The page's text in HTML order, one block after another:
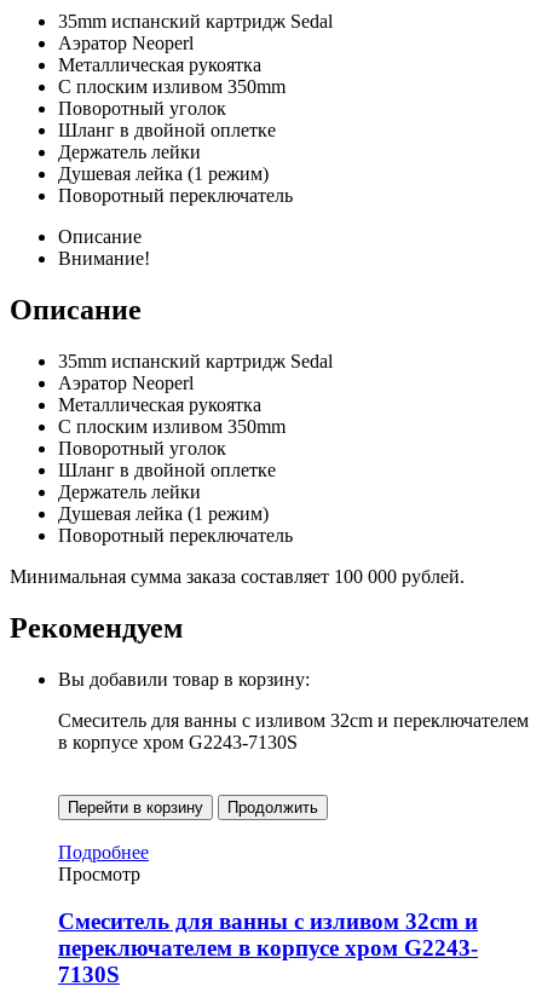
35mm испанский картридж Sedal
Аэратор Neoperl
Металлическая рукоятка
С плоским изливом 350mm
Поворотный уголок
Шланг в двойной оплетке
Держатель лейки
Душевая лейка (1 режим)
Поворотный переключатель
Описание
Внимание!
Описание
35mm испанский картридж Sedal
Аэратор Neoperl
Металлическая рукоятка
С плоским изливом 350mm
Поворотный уголок
Шланг в двойной оплетке
Держатель лейки
Душевая лейка (1 режим)
Поворотный переключатель
Минимальная сумма заказа составляет 100 000 рублей.
Рекомендуем
Вы добавили товар в корзину:
Смеситель для ванны с изливом 32cm и переключателем
в корпусе хром G2243-7130S
Перейти в корзину Продолжить
Подробнее
Просмотр
Смеситель для ванны с изливом 32cm и
переключателем в корпусе хром G2243-
7130S